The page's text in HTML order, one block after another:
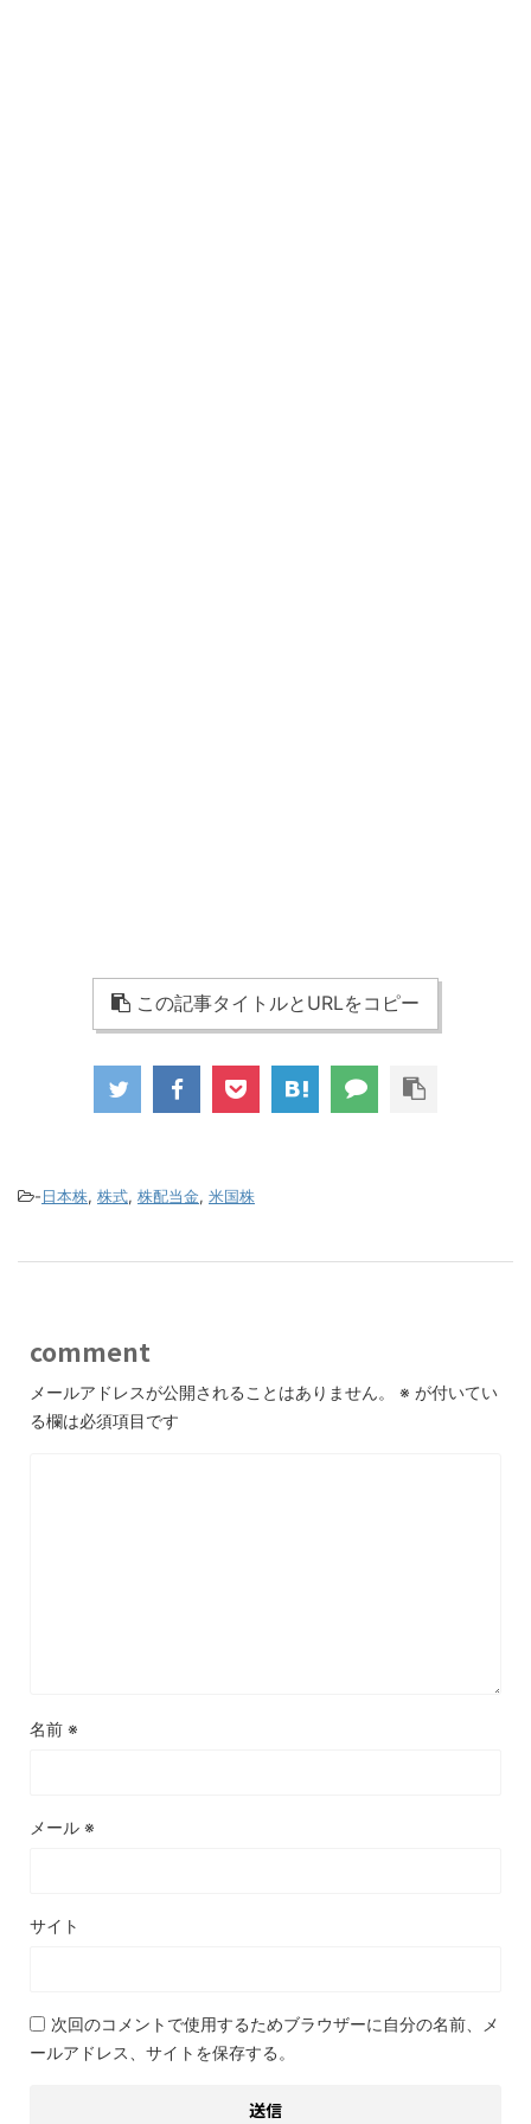
この記事タイトルとURLをコピー
-日本株, 株式, 株配当金, 米国株
comment
メールアドレスが公開されることはありません。 ※ が付いてい
る欄は必須項目です
名前 ※
メール ※
サイト
次回のコメントで使用するためブラウザーに自分の名前、メ
ールアドレス、サイトを保存する。